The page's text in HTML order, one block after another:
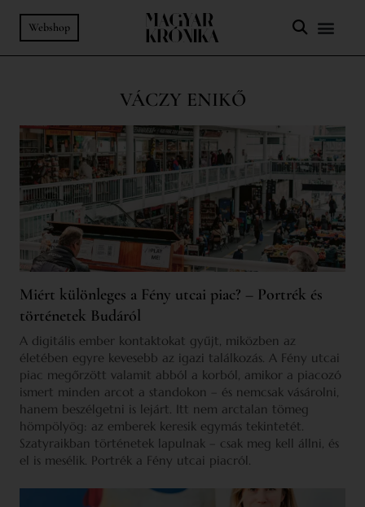
Webshop
VÁCZY ENIKŐ
Miért különleges a Fény utcai piac? – Portrék és
történetek Budáról
A digitális ember kontaktokat gyűjt, miközben az
életében egyre kevesebb az igazi találkozás. A Fény utcai
piac megőrzött valamit abból a korból, amikor a piacozó
ismert minden arcot a standokon – és nemcsak vásárolni,
hanem beszélgetni is lejárt. Itt nem arctalan tömeg
hömpölyög: az emberek keresik egymás tekintetét.
Szatyraikban történetek lapulnak – csak meg kell állni, és
el is mesélik. Portrék a Fény utcai piacról.